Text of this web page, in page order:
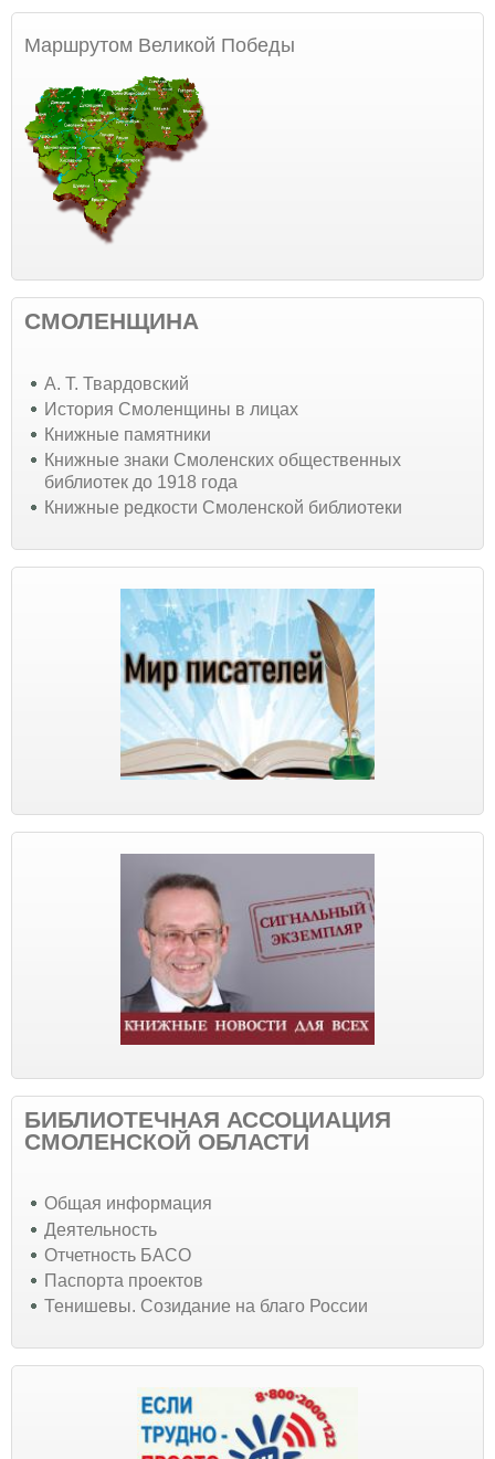
Маршрутом Великой Победы
СМОЛЕНЩИНА
А. Т. Твардовский
История Смоленщины в лицах
Книжные памятники
Книжные знаки Смоленских общественных
библиотек до 1918 года
Книжные редкости Смоленской библиотеки
БИБЛИОТЕЧНАЯ АССОЦИАЦИЯ
СМОЛЕНСКОЙ ОБЛАСТИ
Общая информация
Деятельность
Отчетность БАСО
Паспорта проектов
Тенишевы. Созидание на благо России